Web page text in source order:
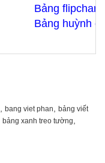
Bảng flipchart
Bảng huỳnh
bang viet phan
bảng viết
bảng xanh treo tường